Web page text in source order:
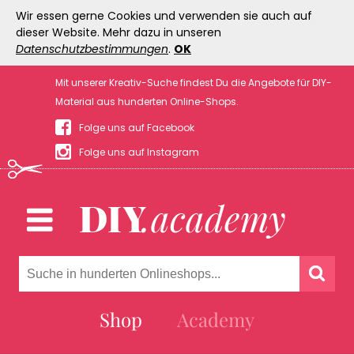
Wir essen gerne Cookies und verwenden sie auch auf
dieser Website. Mehr dazu in unseren
Datenschutzbestimmungen. OK
Mit unserer Kreativ-Suche findest Du die Angebote für DIY-
Material aus hunderten Online-Shops.
Folge uns auf Facebook
Folge uns auf Instagram
Shop Academy